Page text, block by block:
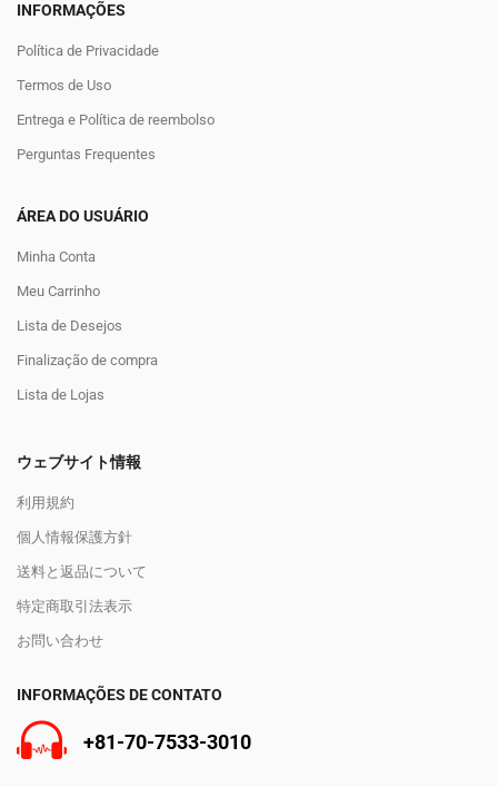
INFORMAÇÕES
Política de Privacidade
Termos de Uso
Entrega e Política de reembolso
Perguntas Frequentes
ÁREA DO USUÁRIO
Minha Conta
Meu Carrinho
Lista de Desejos
Finalização de compra
Lista de Lojas
ウェブサイト情報
利用規約
個人情報保護方針
送料と返品について
特定商取引法表示
お問い合わせ
INFORMAÇÕES DE CONTATO
+81-70-7533-3010